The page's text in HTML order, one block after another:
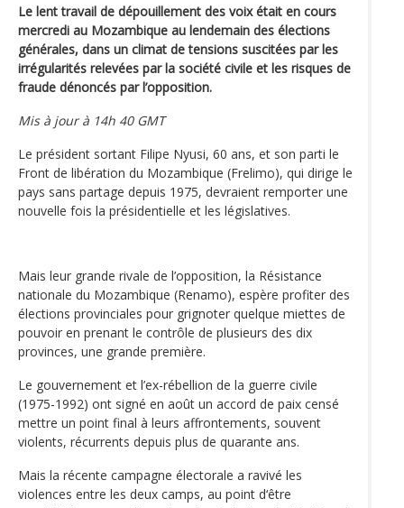
Le lent travail de dépouillement des voix était en cours
mercredi au Mozambique au lendemain des élections
générales, dans un climat de tensions suscitées par les
irrégularités relevées par la société civile et les risques de
fraude dénoncés par l’opposition.
Mis à jour à 14h 40 GMT
Le président sortant Filipe Nyusi, 60 ans, et son parti le
Front de libération du Mozambique (Frelimo), qui dirige le
pays sans partage depuis 1975, devraient remporter une
nouvelle fois la présidentielle et les législatives.
Mais leur grande rivale de l’opposition, la Résistance
nationale du Mozambique (Renamo), espère profiter des
élections provinciales pour grignoter quelque miettes de
pouvoir en prenant le contrôle de plusieurs des dix
provinces, une grande première.
Le gouvernement et l’ex-rébellion de la guerre civile
(1975-1992) ont signé en août un accord de paix censé
mettre un point final à leurs affrontements, souvent
violents, récurrents depuis plus de quarante ans.
Mais la récente campagne électorale a ravivé les
violences entre les deux camps, au point d‘être